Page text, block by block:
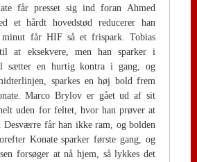
får presset sig ind foran Ahmed
et hårdt hovedstød reducerer han
får HIF så et frispark. Tobias
at eksekvere, men han sparker i
sætter en hurtig kontra i gang, og
sparkes en høj bold frem
Marco Brylov er gået ud af sit
uden for feltet, hvor han prøver at
Desværre får han ikke ram, og bolden
Konate sparker første gang, og
forsøger at nå hjem, så lykkes det